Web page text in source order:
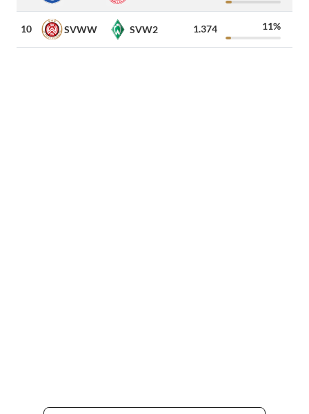
10 SVWW SVW2 1.374 11%